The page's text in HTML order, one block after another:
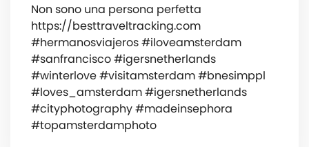
Non sono una persona perfetta
https://besttraveltracking.com
#hermanosviajeros #iloveamsterdam
#sanfrancisco #igersnetherlands
#winterlove #visitamsterdam #bnesimppl
#loves_amsterdam #igersnetherlands
#cityphotography #madeinsephora
#topamsterdamphoto